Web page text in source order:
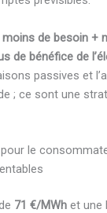
moins de besoin +
de bénéfice de
passives et
; ce sont une
le
71 €/MWh et une